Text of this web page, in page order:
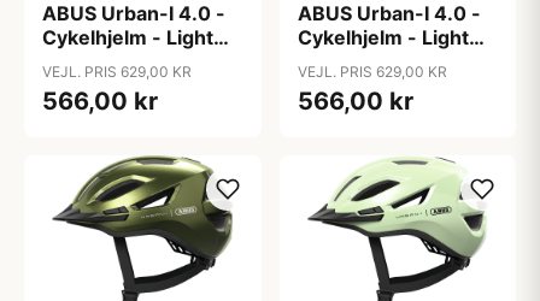
ABUS Urban-I 4.0 -
Cykelhjelm - Light
Lavender - M
VEJL. PRIS 629,00 KR
566,00 kr
ABUS Urban-I 4.0 -
Cykelhjelm - Light
Lavender - S
VEJL. PRIS 629,00 KR
566,00 kr